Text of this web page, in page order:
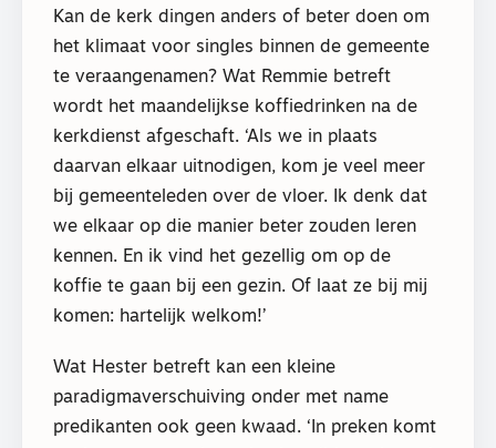
Kan de kerk dingen anders of beter doen om
het klimaat voor singles binnen de gemeente
te veraangenamen? Wat Remmie betreft
wordt het maandelijkse koffiedrinken na de
kerkdienst afgeschaft. ‘Als we in plaats
daarvan elkaar uitnodigen, kom je veel meer
bij gemeenteleden over de vloer. Ik denk dat
we elkaar op die manier beter zouden leren
kennen. En ik vind het gezellig om op de
koffie te gaan bij een gezin. Of laat ze bij mij
komen: hartelijk welkom!’
Wat Hester betreft kan een kleine
paradigmaverschuiving onder met name
predikanten ook geen kwaad. ‘In preken komt